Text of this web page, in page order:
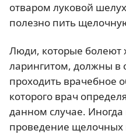
отваром луковой
полезно пить
Люди, которые болеют
ларингитом, должны в
проходить врачебное
которого врач
данном случае. Иногда
проведение